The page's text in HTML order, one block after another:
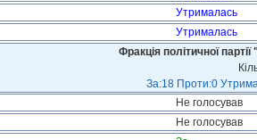
Утрималась
Утрималась
Фракція політичної
За:18 Проти:0
Не голосував
Не голосував